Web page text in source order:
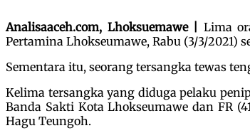
Analisaaceh.com, Lhoksuemawe |
Lima
Pertamina Lhokseumawe, Rabu (3/3/2021)
Sementara itu, seorang tersangka tewas
Kelima tersangka yang diduga pelaku
Banda Sakti Kota Lhokseumawe dan FR
Hagu Teungoh.